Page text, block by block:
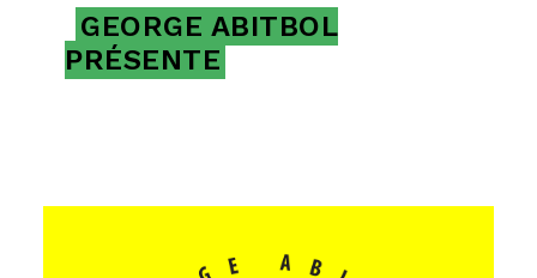
GEORGE ABITBOL
PRÉSENTE